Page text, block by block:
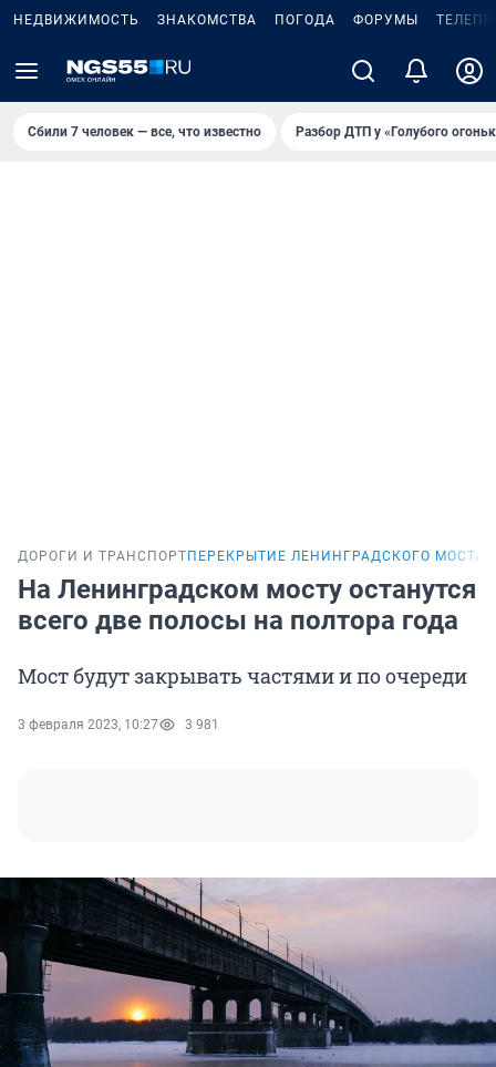
НЕДВИЖИМОСТЬ ЗНАКОМСТВА ПОГОДА ФОРУМЫ
Сбили 7 человек — все, что известно Разбор ДТП у «Голубого
ДОРОГИ И ТРАНСПОРТ ПЕРЕКРЫТИЕ ЛЕНИНГРАДСКОГО МОСТА
На Ленинградском мосту останутся
всего две полосы на полтора года
Мост будут закрывать частями и по очереди
3 февраля 2023, 10:27 3 981